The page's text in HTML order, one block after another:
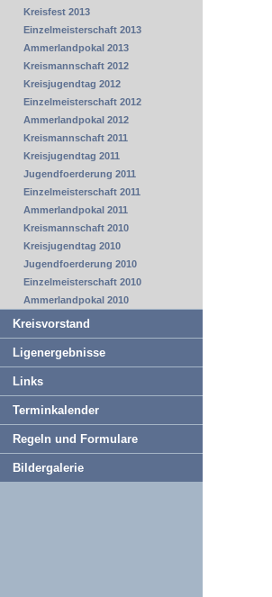
Kreisfest 2013
Einzelmeisterschaft 2013
Ammerlandpokal 2013
Kreismannschaft 2012
Kreisjugendtag 2012
Einzelmeisterschaft 2012
Ammerlandpokal 2012
Kreismannschaft 2011
Kreisjugendtag 2011
Jugendfoerderung 2011
Einzelmeisterschaft 2011
Ammerlandpokal 2011
Kreismannschaft 2010
Kreisjugendtag 2010
Jugendfoerderung 2010
Einzelmeisterschaft 2010
Ammerlandpokal 2010
Kreisvorstand
Ligenergebnisse
Links
Terminkalender
Regeln und Formulare
Bildergalerie